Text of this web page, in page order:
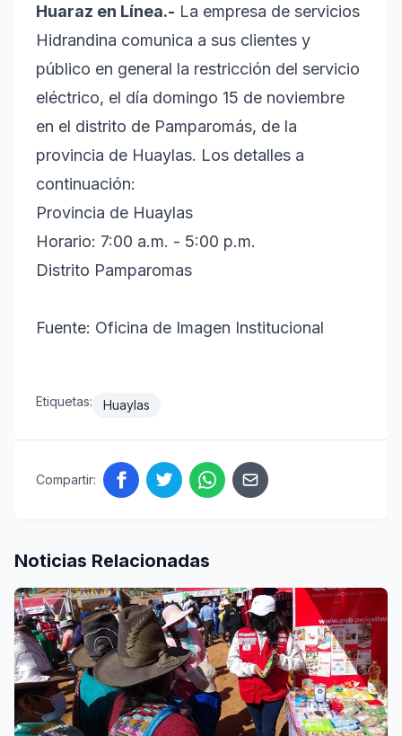
Huaraz en Línea.- La empresa de servicios
Hidrandina comunica a sus clientes y
público en general la restricción del servicio
eléctrico, el día domingo 15 de noviembre
en el distrito de Pamparomás, de la
provincia de Huaylas. Los detalles a
continuación:
Provincia de Huaylas
Horario: 7:00 a.m. - 5:00 p.m.
Distrito Pamparomas
Fuente: Oficina de Imagen Institucional
Etiquetas: Huaylas
Compartir:
Noticias Relacionadas